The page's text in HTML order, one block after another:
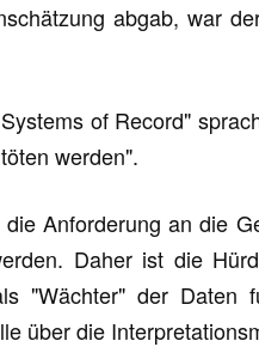
abgab, war
of Record"
werden".
Anforderung an die
Daher ist die
"Wächter" der Daten
über die